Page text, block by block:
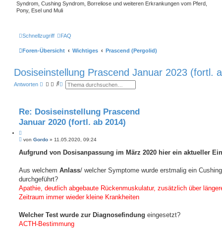
Syndrom, Cushing Syndrom, Borreliose und weiteren Erkrankungen vom Pferd,
Pony, Esel und Muli
Schnellzugriff FAQ
Foren-Übersicht Wichtiges Prascend (Pergolid)
Dosiseinstellung Prascend Januar 2023 (fortl.
Antworten
S E
e
r
S
c
Re: Dosiseinstellung Prascend
Januar 2020 (fortl. ab 2014)
i
r
e
n
B
i
a
von Gordo » 11.05.2020, 09:24
Aufgrund von Dosisanpassung im März 2020 hier ein aktueller
Aus welchem Anlass/ welcher Symptome wurde erstmalig ein
durchgeführt?
Apathie, deutlich abgebaute Rückenmuskulatur, zusätzlich über
Zeitraum immer wieder kleine Krankheiten
Welcher Test wurde zur Diagnosefindung eingesetzt?
ACTH-Bestimmung